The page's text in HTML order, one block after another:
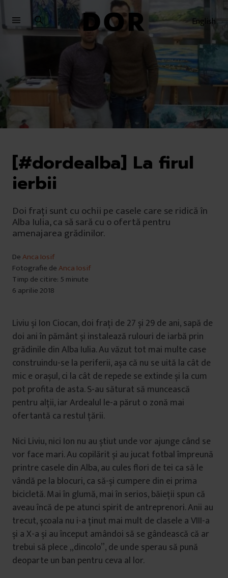
meniu
conținut
English
[#dordealba] La firul
ierbii
Doi frați sunt cu ochii pe casele care se ridică în
Alba Iulia, ca să sară cu o ofertă pentru
amenajarea grădinilor.
DeAnca Iosif
Fotografie deAnca Iosif
Timp de citire: 5 minute
6 aprilie 2018
Liviu și Ion Ciocan, doi frați de 27 și 29 de ani, sapă de
doi ani în pământ și instalează rulouri de iarbă prin
grădinile din Alba Iulia. Au văzut tot mai multe case
construindu-se la periferii, așa că nu se uită la cât de
mic e orașul, ci la cât de repede se extinde și la cum
pot profita de asta. S-au săturat să muncească
pentru alții, iar Ardealul le-a părut o zonă mai
ofertantă ca restul țării.
Nici Liviu, nici Ion nu au știut unde vor ajunge când se
vor face mari. Au copilărit și au jucat fotbal împreună
printre casele din Alba, au cules flori de tei ca să le
vândă pe la blocuri, ca să-și cumpere din ei prima
bicicletă. Mai în glumă, mai în serios, băieții spun că
aveau încă de pe atunci spirit de antreprenori. Anii au
trecut, școala nu i-a ținut mai mult de clasele a VIII-a
și a X-a și au început amândoi să se gândească că ar
trebui să plece „dincolo”, de unde sperau să pună
deoparte un ban pentru ceva al lor.